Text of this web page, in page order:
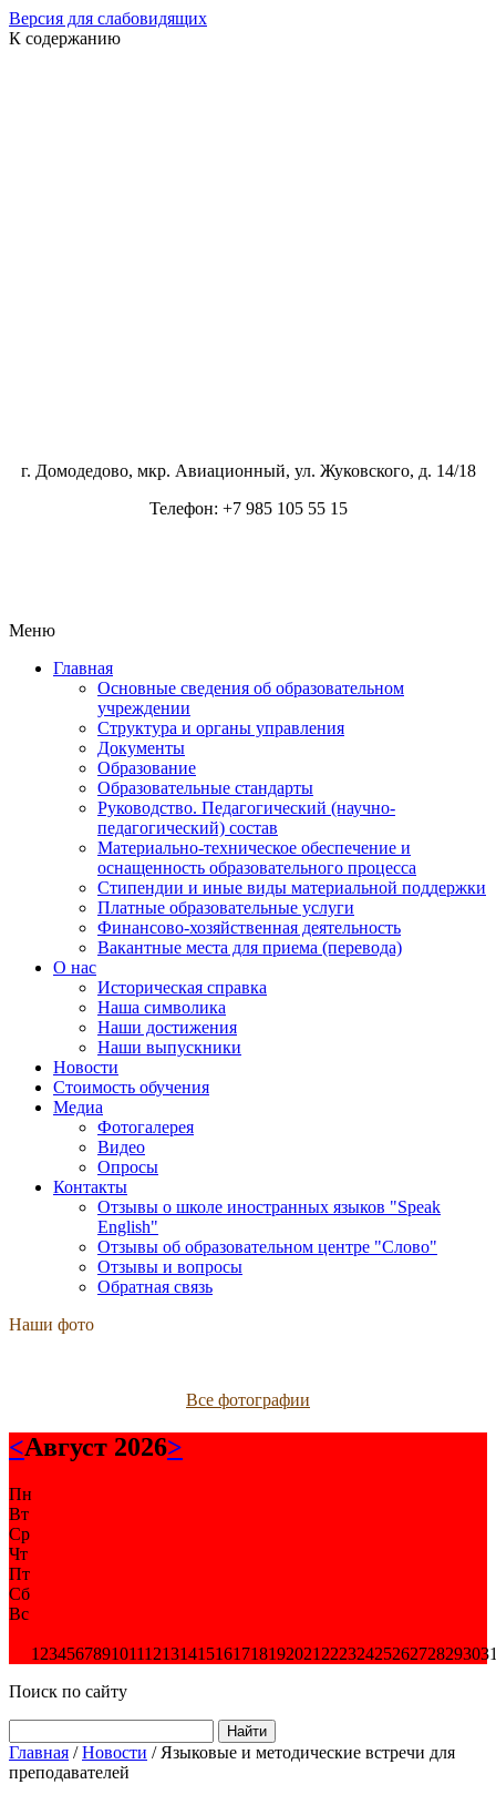
Версия для слабовидящих
К содержанию
г. Домодедово, мкр. Авиационный, ул. Жуковского, д. 14/18
Телефон: +7 985 105 55 15
Меню
Главная
Основные сведения об образовательном
учреждении
Структура и органы управления
Документы
Образование
Образовательные стандарты
Руководство. Педагогический (научно-
педагогический) состав
Материально-техническое обеспечение и
оснащенность образовательного процесса
Стипендии и иные виды материальной поддержки
Платные образовательные услуги
Финансово-хозяйственная деятельность
Вакантные места для приема (перевода)
О нас
Историческая справка
Наша символика
Наши достижения
Наши выпускники
Новости
Стоимость обучения
Медиа
Фотогалерея
Видео
Опросы
Контакты
Отзывы о школе иностранных языков "Speak
English"
Отзывы об образовательном центре "Слово"
Отзывы и вопросы
Обратная связь
Наши фото
Все фотографии
<Август 2026>
Пн
Вт
Ср
Чт
Пт
Сб
Вс
1 23456789101112131415161718192021 222324252627282930
Поиск по сайту
Найти
Главная /Новости / Языковые и методические встречи для
преподавателей